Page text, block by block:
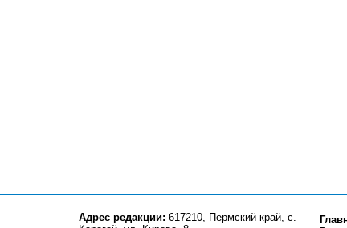
Адрес редакции: 617210, Пермский край, с.